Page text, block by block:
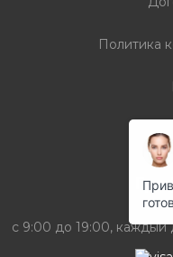
Политика
с 9:00 до 19:00, каждый